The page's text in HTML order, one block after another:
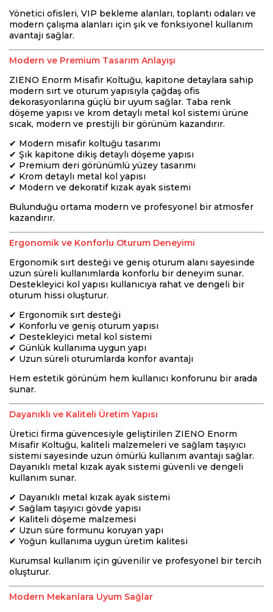
Yönetici ofisleri, VIP bekleme alanları, toplantı odaları ve
modern çalışma alanları için şık ve fonksiyonel kullanım
avantajı sağlar.
Modern ve Premium Tasarım Anlayışı
ZIENO Enorm Misafir Koltuğu, kapitone detaylara sahip
modern sırt ve oturum yapısıyla çağdaş ofis
dekorasyonlarına güçlü bir uyum sağlar. Taba renk
döşeme yapısı ve krom detaylı metal kol sistemi ürüne
sıcak, modern ve prestijli bir görünüm kazandırır.
✔ Modern misafir koltuğu tasarımı
✔ Şık kapitone dikiş detaylı döşeme yapısı
✔ Premium deri görünümlü yüzey tasarımı
✔ Krom detaylı metal kol yapısı
✔ Modern ve dekoratif kızak ayak sistemi
Bulunduğu ortama modern ve profesyonel bir atmosfer
kazandırır.
Ergonomik ve Konforlu Oturum Deneyimi
Ergonomik sırt desteği ve geniş oturum alanı sayesinde
uzun süreli kullanımlarda konforlu bir deneyim sunar.
Destekleyici kol yapısı kullanıcıya rahat ve dengeli bir
oturum hissi oluşturur.
✔ Ergonomik sırt desteği
✔ Konforlu ve geniş oturum yapısı
✔ Destekleyici metal kol sistemi
✔ Günlük kullanıma uygun yapı
✔ Uzun süreli oturumlarda konfor avantajı
Hem estetik görünüm hem kullanıcı konforunu bir arada
sunar.
Dayanıklı ve Kaliteli Üretim Yapısı
Üretici firma güvencesiyle geliştirilen ZIENO Enorm
Misafir Koltuğu, kaliteli malzemeleri ve sağlam taşıyıcı
sistemi sayesinde uzun ömürlü kullanım avantajı sağlar.
Dayanıklı metal kızak ayak sistemi güvenli ve dengeli
kullanım sunar.
✔ Dayanıklı metal kızak ayak sistemi
✔ Sağlam taşıyıcı gövde yapısı
✔ Kaliteli döşeme malzemesi
✔ Uzun süre formunu koruyan yapı
✔ Yoğun kullanıma uygun üretim kalitesi
Kurumsal kullanım için güvenilir ve profesyonel bir tercih
oluşturur.
Modern Mekanlara Uyum Sağlar